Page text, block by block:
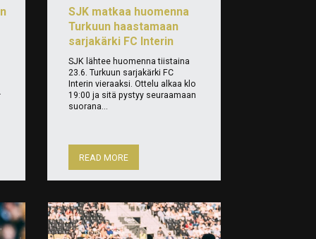
SJK matkaa huomenna
Turkuun haastamaan
sarjakärki FC Interin
SJK lähtee huomenna tiistaina
23.6. Turkuun sarjakärki FC
Interin vieraaksi. Ottelu alkaa klo
19:00 ja sitä pystyy seuraamaan
suorana...
READ MORE